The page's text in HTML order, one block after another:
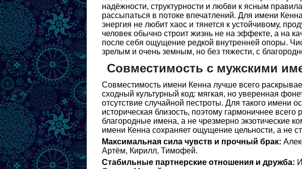
надёжности, структурности и любви к ясным
рассыпаться в потоке впечатлений. Для имени
энергия не любит хаос и тянется к устойчивому,
человек обычно строит жизнь не на эффекте, а на
после себя ощущение редкой внутренней опоры.
зрелым и очень земным, но без тяжести, с
Совместимость с мужскими
Совместимость имени Кенна лучше всего
сходный культурный код: мягкая, но уверенная
отсутствие случайной пестроты. Для такого имени
историческая близость, поэтому гармоничнее
благородные имена, а не чрезмерно экзотические
имени Кенна сохраняет ощущение цельности, а не
Максимальная сила чувств и прочный брак:
Артём, Кирилл, Тимофей.
Стабильные партнерские отношения и дружба: